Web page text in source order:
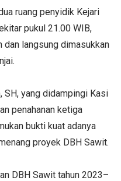
ruang penyidik Kejari
pukul 21.00 WIB,
dan langsung dimasukkan
SH, yang didampingi Kasi
penahanan ketiga
bukti kuat adanya
proyek DBH Sawit.
DBH Sawit tahun 2023–